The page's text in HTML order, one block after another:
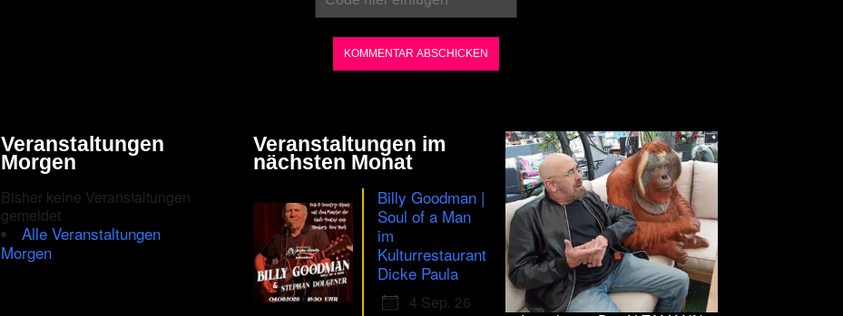
CAPTCHA
ensure
that
Veranstaltungen
Morgen
Bisher keine Veranstaltungen
gemeldet
Alle Veranstaltungen
Morgen
Veranstaltungen im
nächsten Monat
Billy Goodman |
Soul of a Man
im
Kulturrestaurant
Dicke Paula
4 Sep. 26